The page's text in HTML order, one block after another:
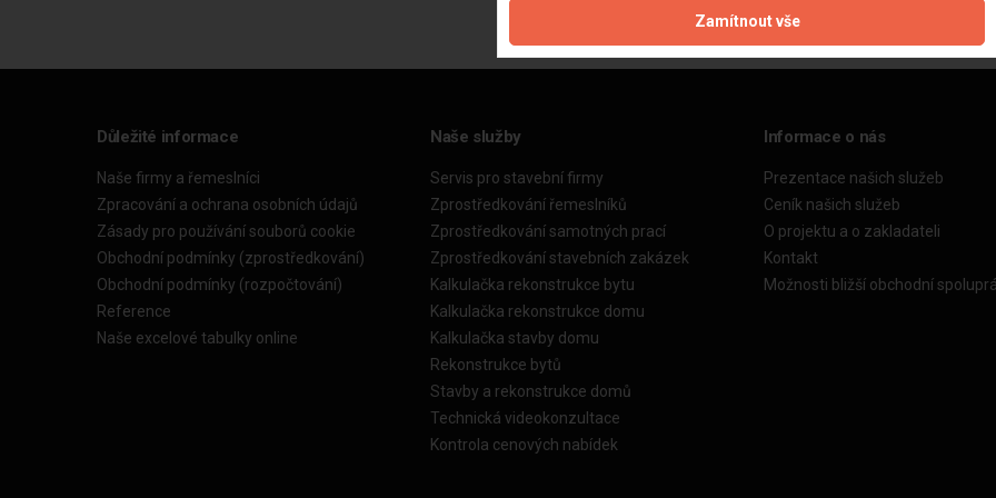
Důležité informace
Naše firmy a řemeslníci
Zpracování a ochrana osobních údajů
Zásady pro používání souborů cookie
Obchodní podmínky (zprostředkování)
Obchodní podmínky (rozpočtování)
Reference
Naše excelové tabulky online
Naše služby
Servis pro stavební firmy
Zprostředkování řemeslníků
Zprostředkování samotných prací
Zprostředkování stavebních zakázek
Kalkulačka rekonstrukce bytu
Kalkulačka rekonstrukce domu
Kalkulačka stavby domu
Rekonstrukce bytů
Stavby a rekonstrukce domů
Technická videokonzultace
Kontrola cenových nabídek
Informace o nás
Prezentace našich služeb
Ceník našich služeb
O projektu a o zakladateli
Kontakt
Možnosti bližší obchodní
Zamítnout vše